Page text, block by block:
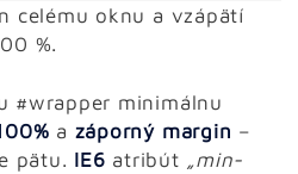
celému oknu a vzápätí
%.
#wrapper minimálnu
a záporný margin –
pätu. IE6 atribút „min-